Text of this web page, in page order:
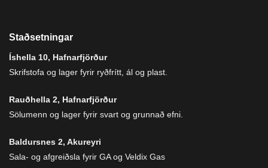
Staðsetningar
Íshella 10, Hafnarfjörður
Skrifstofa og lager fyrir ryðfrítt, ál og plast.
Rauðhella 2, Hafnarfjörður
Sölumenn og lager fyrir svart og grunnað efni.
Baldursnes 2, Akureyri
Sala- og afgreiðsla fyrir GA og Veldix Gas